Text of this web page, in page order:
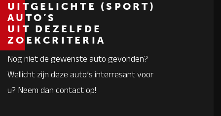
UITGELICHTE (SPORT)
AUTO’S
UIT DEZELFDE
ZOEKCRITERIA
Nog niet de gewenste auto gevonden?
Wellicht zijn deze auto’s interresant voor
u? Neem dan contact op!